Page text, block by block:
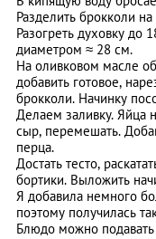
Разделить брокколи
Разогреть духовку до
диаметром ≈ 28 см.
На оливковом масле
добавить готовое,
брокколи. Начинку
Делаем заливку. Яйца
сыр, перемешать.
перца.
Достать тесто,
бортики. Выложить
Я добавила немного
поэтому получилась
Блюдо можно